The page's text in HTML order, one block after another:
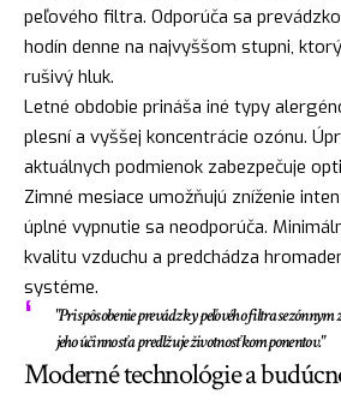
peľového filtra. Odporúča sa
hodín denne na najvyššom stupni,
rušivý hluk.
Letné obdobie prináša iné typy
plesní a vyššej koncentrácie ozónu.
aktuálnych podmienok zabezpečuje
Zimné mesiace umožňujú zníženie
úplné vypnutie sa neodporúča.
kvalitu vzduchu a predchádza
systéme.
"Prispôsobenie prevádzky peľového filtra
jeho účinnosť a predlžuje životnosť komponentov."
Moderné technológie a